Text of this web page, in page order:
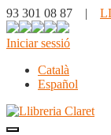
93 301 08 87 |
Iniciar sessió
Català
Español